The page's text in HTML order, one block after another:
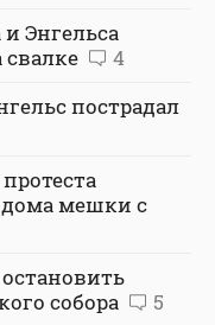
Энгельса
4
пострадал
дома мешки с
собора
5